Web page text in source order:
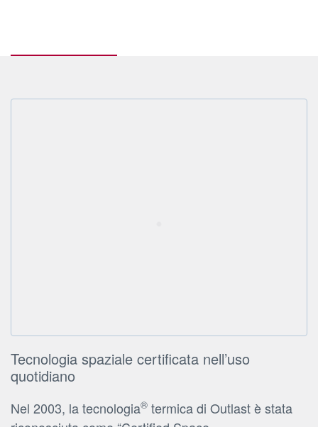
Tecnologia spaziale certificata nell’uso
quotidiano
Nel 2003, la tecnologia® termica di Outlast è stata